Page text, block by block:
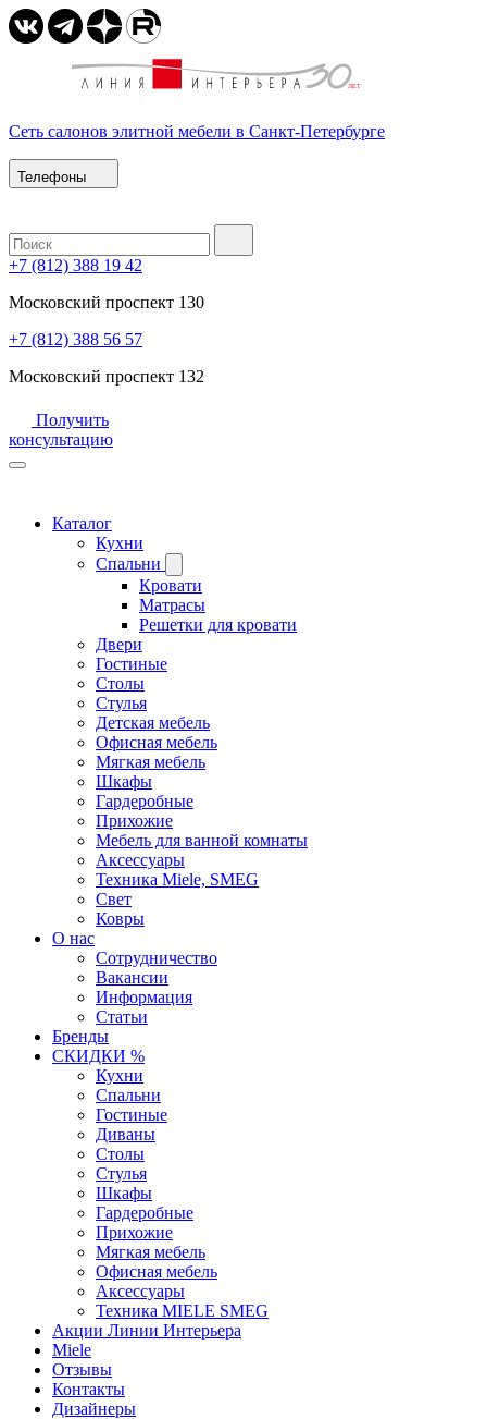
Сеть салонов элитной мебели в Санкт-Петербурге
Телефоны
+7 (812) 388 19 42
Московский проспект 130
+7 (812) 388 56 57
Московский проспект 132
Получить
консультацию
Каталог
Кухни
Спальни
Кровати
Матрасы
Решетки для кровати
Двери
Гостиные
Столы
Стулья
Детская мебель
Офисная мебель
Мягкая мебель
Шкафы
Гардеробные
Прихожие
Мебель для ванной комнаты
Аксессуары
Техника Miele, SMEG
Свет
Ковры
О нас
Сотрудничество
Вакансии
Информация
Статьи
Бренды
СКИДКИ %
Кухни
Спальни
Гостиные
Диваны
Столы
Стулья
Шкафы
Гардеробные
Прихожие
Мягкая мебель
Офисная мебель
Аксессуары
Техника MIELE SMEG
Акции Линии Интерьера
Miele
Отзывы
Контакты
Дизайнеры